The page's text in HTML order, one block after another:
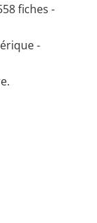
fiches -
-